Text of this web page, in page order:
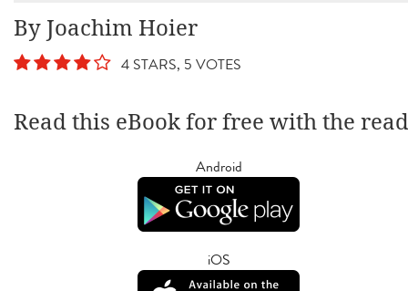
By Joachim Hoier
4 STARS, 5 VOTES
Read this eBook for free with the
Android
iOS